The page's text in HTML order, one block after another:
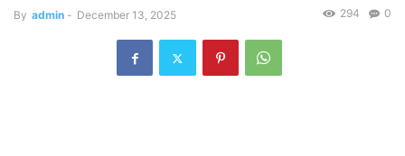
By admin - December 13, 2025 0
294